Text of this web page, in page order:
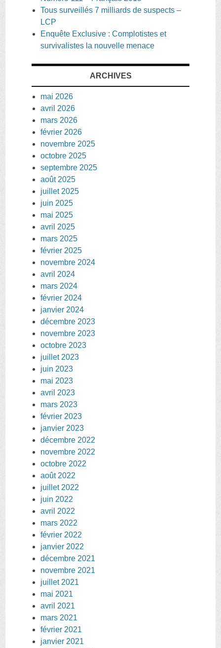
Tous surveillés 7 milliards de suspects –
LCP
Enquête Exclusive : Complotistes et
survivalistes la nouvelle menace
ARCHIVES
mai 2026
avril 2026
mars 2026
février 2026
novembre 2025
octobre 2025
septembre 2025
août 2025
juillet 2025
juin 2025
mai 2025
avril 2025
mars 2025
février 2025
novembre 2024
avril 2024
mars 2024
février 2024
janvier 2024
décembre 2023
novembre 2023
octobre 2023
juillet 2023
juin 2023
mai 2023
avril 2023
mars 2023
février 2023
janvier 2023
décembre 2022
novembre 2022
octobre 2022
août 2022
juillet 2022
juin 2022
avril 2022
mars 2022
février 2022
janvier 2022
décembre 2021
novembre 2021
juillet 2021
mai 2021
avril 2021
mars 2021
février 2021
janvier 2021